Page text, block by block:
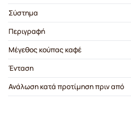
Σύστημα
Περιγραφή
Μέγεθος κούπας καφέ
Ένταση
Ανάλωση κατά προτίμηση πριν από